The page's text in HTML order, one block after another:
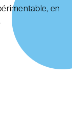
en